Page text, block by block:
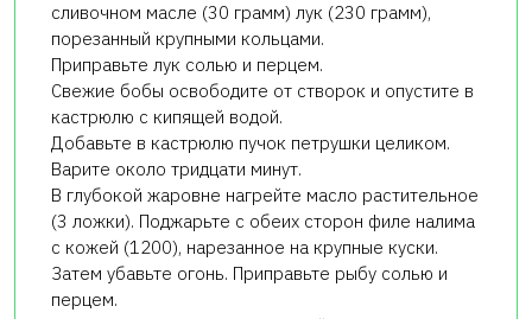
сливочном масле (30 грамм) лук (230 грамм),
порезанный крупными кольцами.
Приправьте лук солью и перцем.
Свежие бобы освободите от створок и опустите в
кастрюлю с кипящей водой.
Добавьте в кастрюлю пучок петрушки целиком.
Варите около тридцати минут.
В глубокой жаровне нагрейте масло растительное
(3 ложки). Поджарьте с обеих сторон филе налима
с кожей (1200), нарезанное на крупные куски.
Затем убавьте огонь. Приправьте рыбу солью и
перцем.